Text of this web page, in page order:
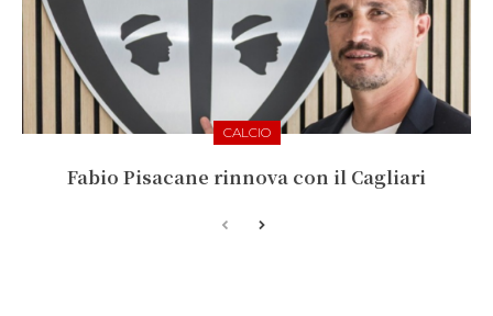
CALCIO
Fabio Pisacane rinnova con il Cagliari